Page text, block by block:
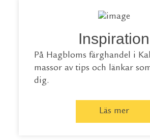
Inspiration
På Hagbloms färghandel i
massor av tips och länkar
dig.
Läs mer